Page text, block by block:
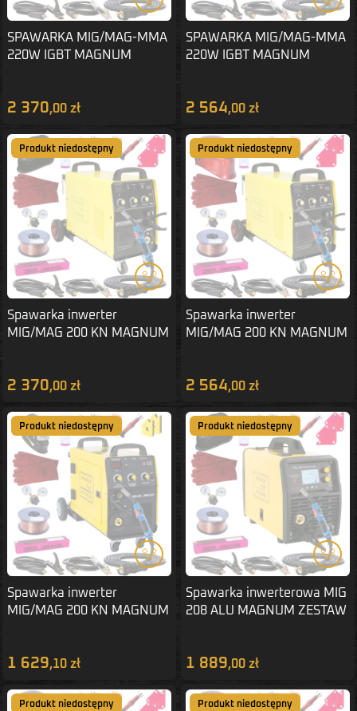
SPAWARKA MIG/MAG-MMA
220W IGBT MAGNUM
2 370,00 zł
SPAWARKA MIG/MAG-MMA
220W IGBT MAGNUM
2 564,00 zł
Produkt niedostępny
Spawarka inwerter
MIG/MAG 200 KN MAGNUM
2 370,00 zł
Produkt niedostępny
Spawarka inwerter
MIG/MAG 200 KN MAGNUM
2 564,00 zł
Produkt niedostępny
Spawarka inwerter
MIG/MAG 200 KN MAGNUM
1 629,10 zł
Produkt niedostępny
Spawarka inwerterowa MIG
208 ALU MAGNUM ZESTAW
1 889,00 zł
Produkt niedostępny Produkt niedostępny